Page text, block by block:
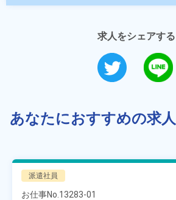
求人をシェアする
あなたにおすすめの求人
派遣社員
お仕事No. 13283-01